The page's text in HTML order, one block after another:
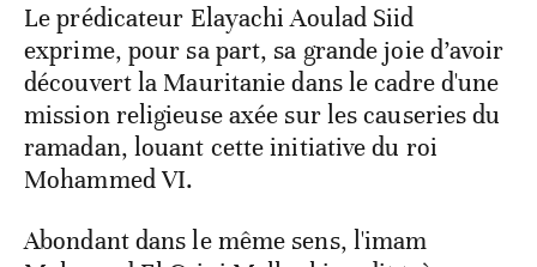
Le prédicateur Elayachi Aoulad Siid
exprime, pour sa part, sa grande joie d’avoir
découvert la Mauritanie dans le cadre d'une
mission religieuse axée sur les causeries du
ramadan, louant cette initiative du roi
Mohammed VI.
Abondant dans le même sens, l'imam